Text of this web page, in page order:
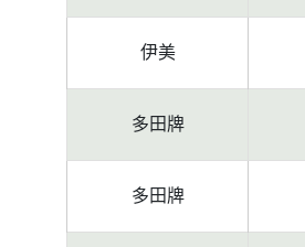
伊美
多田牌
多田牌